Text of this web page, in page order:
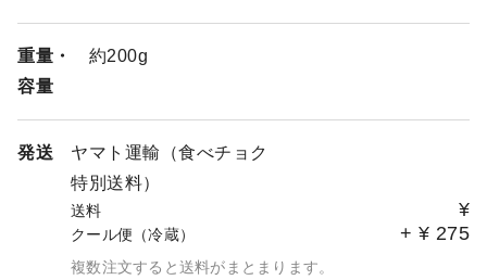
重量・
容量
約200g
発送
ヤマト運輸（食べチョク
特別送料）
送料 ¥
クール便（冷蔵） + ¥ 275
複数注文すると送料がまとまります。